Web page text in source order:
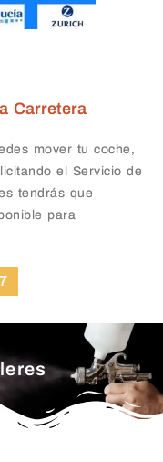
Carretera
mover tu coche,
el Servicio de
tendrás que
para